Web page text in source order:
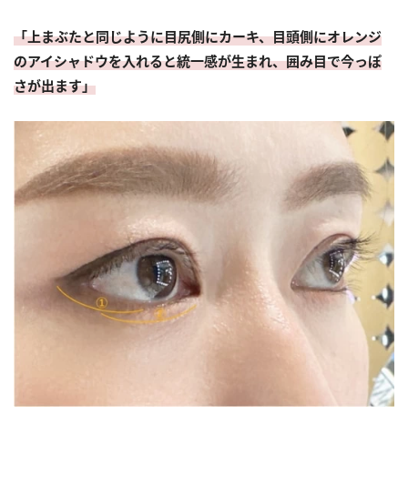
「上まぶたと同じように目尻側にカーキ、目頭側にオレンジ
のアイシャドウを入れると統一感が生まれ、囲み目で今っぽ
さが出ます」